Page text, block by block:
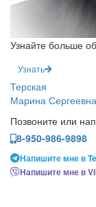
Узнайте больше
Узнать
Терская
Марина Сергеевна
Позвоните или
8-950-986-9898
Напишите мне в
Напишите мне в